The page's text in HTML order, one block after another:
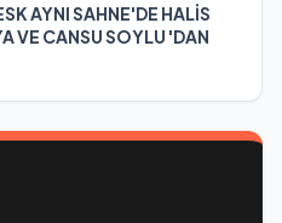
AYNI SAHNE'DE HALİS
VE CANSU SOYLU 'DAN